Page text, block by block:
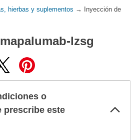
hierbas y suplementos → Inyección de
lzsg
o
prescribe este